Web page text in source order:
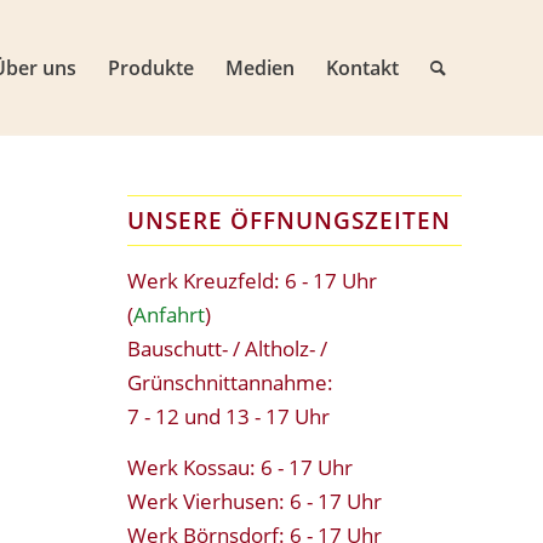
uns Produkte Medien Kontakt
UNSERE ÖFFNUNGSZEITEN
Werk Kreuzfeld: 6 - 17 Uhr
(Anfahrt)
Bauschutt- / Altholz- /
Grünschnittannahme:
7 - 12 und 13 - 17 Uhr
Werk Kossau: 6 - 17 Uhr
Werk Vierhusen: 6 - 17 Uhr
Werk Börnsdorf: 6 - 17 Uhr